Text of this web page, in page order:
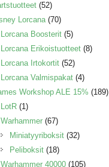
(52)
Lorcana (70)
Lorcana Boosterit (5)
Lorcana Erikoistuotteet (8)
Lorcana Irtokortit (52)
Lorcana Valmispakat (4)
Workshop ALE 15% (189)
LotR (1)
Warhammer (67)
Miniatyyriboksit (32)
Peliboksit (18)
Warhammer 40000 (105)